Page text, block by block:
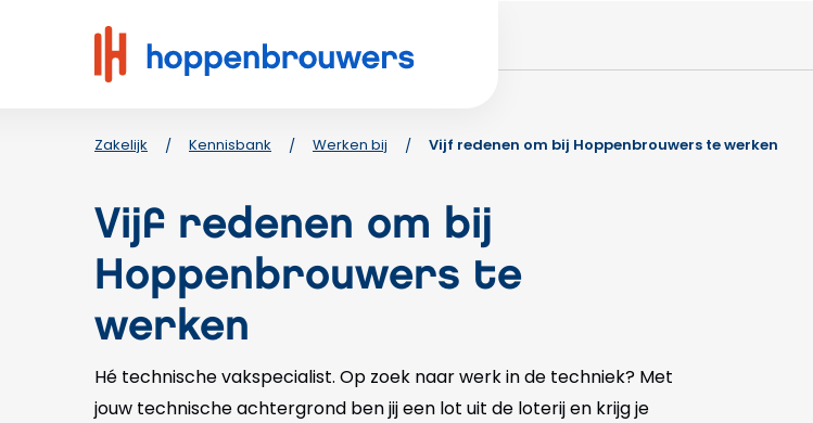
Hoppenbrouwers
Waar
leeft
Zakelijk / Kennisbank / Werken bij / Vijf redenen om bij Hoppenbrouwers te werken
Vijf redenen om bij
Hoppenbrouwers te
werken
Hé technische vakspecialist. Op zoek naar werk in de techniek? Met
jouw technische achtergrond ben jij een lot uit de loterij en krijg je